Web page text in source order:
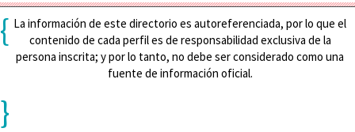
{ La información de este directorio es autoreferenciada, por lo que el
contenido de cada perfil es de responsabilidad exclusiva de la
persona inscrita; y por lo tanto, no debe ser considerado como una
fuente de información oficial.
}